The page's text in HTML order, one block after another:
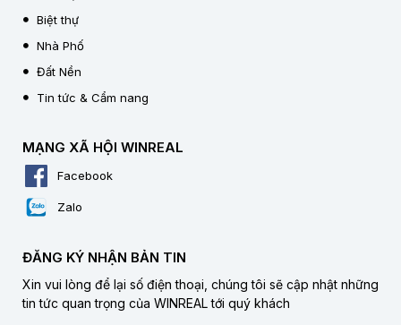
Biệt thự
Nhà Phố
Đất Nền
Tin tức & Cẩm nang
MẠNG XÃ HỘI WINREAL
Facebook
Zalo
ĐĂNG KÝ NHẬN BẢN TIN
Xin vui lòng để lại số điện thoại, chúng tôi sẽ cập nhật những
tin tức quan trọng của WINREAL tới quý khách